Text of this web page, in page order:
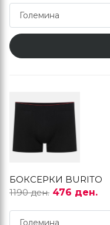
БОКСЕРКИ BURITO
1190 ден. 476 ден.